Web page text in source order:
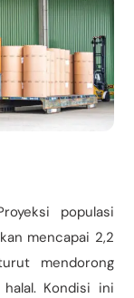
populasi
mencapai 2,2
mendorong
Kondisi ini